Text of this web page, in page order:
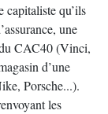
capitaliste qu’ils
une
CAC40 (Vinci,
d’une
Porsche...).
les